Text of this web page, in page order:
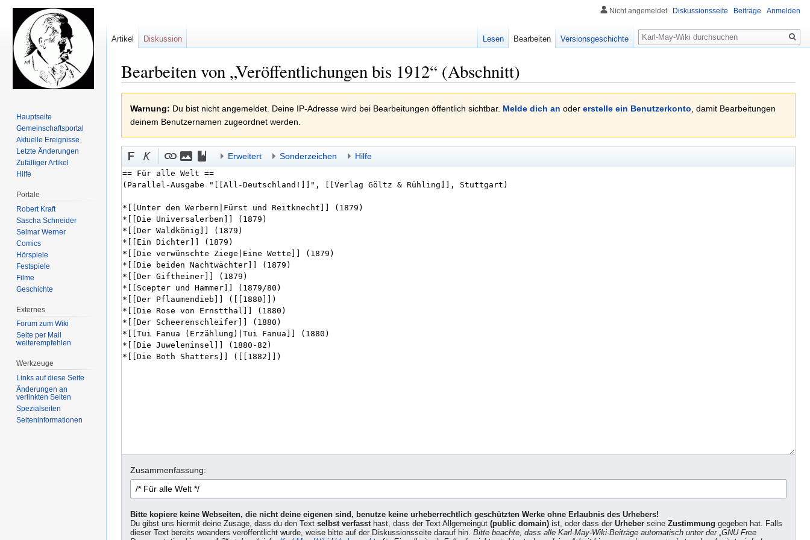
Bearbeiten von „Veröffentlichungen bis 1912“ (Abschnitt)
Navigation
springen
Suche
springen
Warnung: Du bist nicht angemeldet. Deine IP-Adresse wird bei Bearbeitungen öffentlich sichtbar. Melde dich an oder erstelle ein Benutzerkonto, damit Bearbeitungen
deinem Benutzernamen zugeordnet werden.
Erweitert Sonderzeichen Hilfe
Zusammenfassung:
Bitte kopiere keine Webseiten, die nicht deine eigenen sind, benutze keine urheberrechtlich geschützten Werke ohne Erlaubnis des Urhebers!
Du gibst uns hiermit deine Zusage, dass du den Text selbst verfassthast, dass der Text Allgemeingut (public domain) ist, oder dass der Urheber seine Zustimmung gegeben hat. Falls
dieser Text bereits woanders veröffentlicht wurde, weise bitte auf der Diskussionsseite darauf hin. Bitte beachte, dass alle Karl-May-Wiki-Beiträge automatisch unter der „GNU Free
Nicht angemeldet Diskussionsseite Beiträge Anmelden
Artikel Diskussion Lesen Bearbeiten Versionsgeschichte
Suche
Hauptseite
Gemeinschafts­portal
Aktuelle Ereignisse
Letzte Änderungen
Zufälliger Artikel
Hilfe
Portale
Robert Kraft
Sascha Schneider
Selmar Werner
Comics
Hörspiele
Festspiele
Filme
Geschichte
Externes
Forum zum Wiki
Seite per Mail
weiterempfehlen
Werkzeuge
Links auf diese Seite
Änderungen an
verlinkten Seiten
Spezialseiten
Seiten­informationen